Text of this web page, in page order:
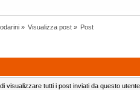
» Visualizza post» Post
visualizzare tutti i post inviati da questo